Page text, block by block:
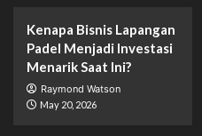
Kenapa Bisnis Lapangan
Padel Menjadi Investasi
Menarik Saat Ini?
Raymond Watson
May 20, 2026